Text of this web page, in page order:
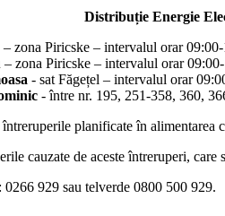
Distribuție Energie
– zona Piricske – intervalul orar
– zona Piricske – intervalul orar
- sat Făgețel – intervalul orar
- între nr. 195, 251-358, 360,
planificate în alimentarea
cauzate de aceste întreruperi,
0266 929 sau telverde 0800 500 929.